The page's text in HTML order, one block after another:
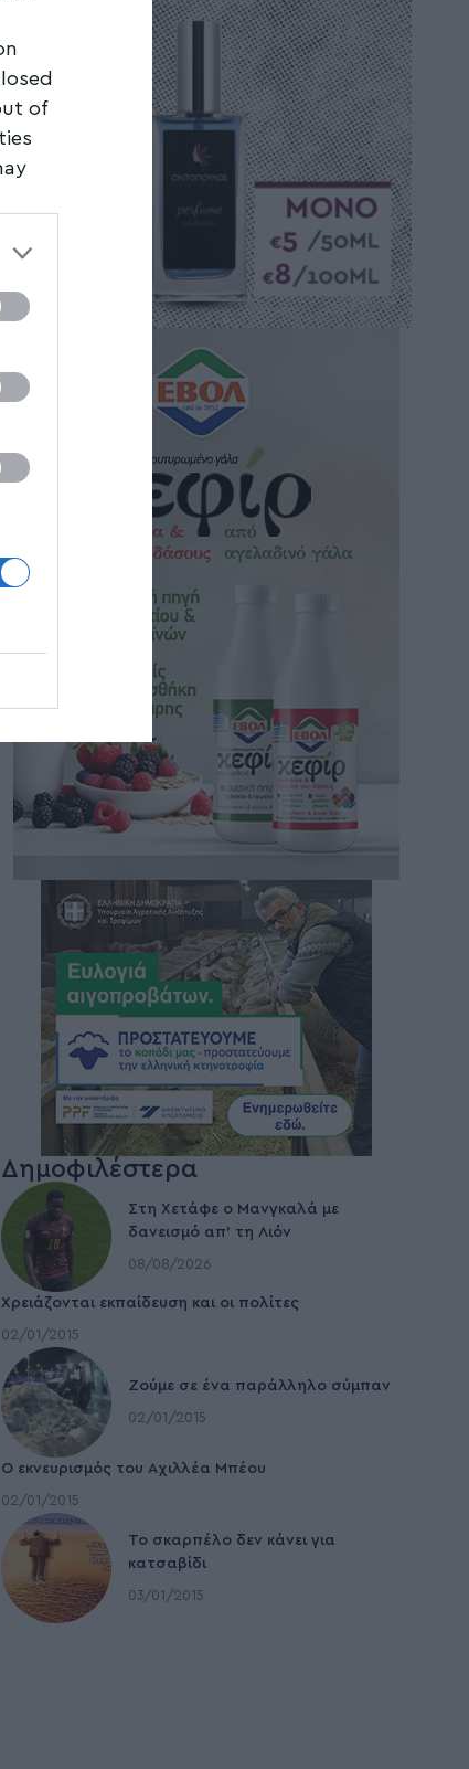
of
Δημοφιλέστερα
Στη Χετάφε ο Μανγκαλά με
δανεισμό απ’ τη Λιόν
08/08/2026
Χρειάζονται εκπαίδευση και οι πολίτες
02/01/2015
Ζούμε σε ένα παράλληλο σύμπαν
02/01/2015
Ο εκνευρισμός του Αχιλλέα Μπέου
02/01/2015
To σκαρπέλο δεν κάνει για
κατσαβίδι
03/01/2015